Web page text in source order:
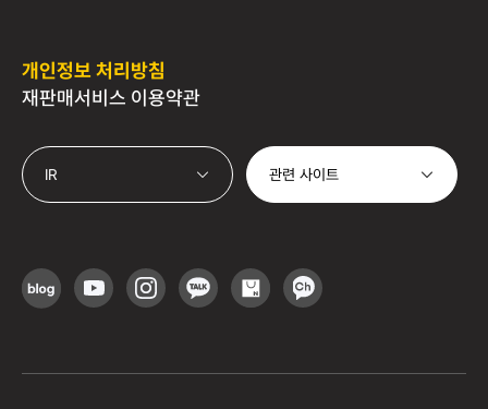
개인정보 처리방침
재판매서비스 이용약관
IR 관련 사이트